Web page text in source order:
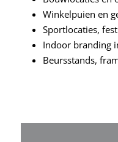
Winkelpuien en
Sportlocaties,
Indoor branding
Beursstands,